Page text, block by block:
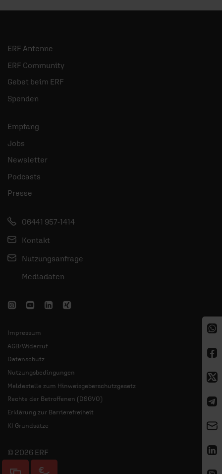
ERF Antenne
ERF Community
Gebet beim ERF
Spenden
Empfang
Jobs
Newsletter
Podcasts
Presse
06441 957-1414
Kontakt
Nutzungsanfrage
Mediadaten
Impressum
AGB/Widerruf
Datenschutz
Nutzungsbedingungen
Meldestelle zum Hinweisgeberschutzgesetz
Rechte der Betroffenen (DSGVO)
Erklärung zur Barrierefreiheit
KI Grundsätze
© 2026 ERF